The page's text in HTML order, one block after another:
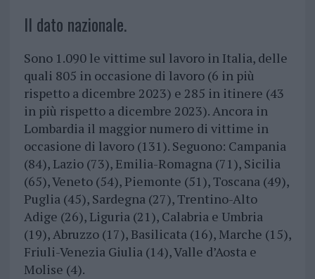
Il dato nazionale.
Sono 1.090 le vittime sul lavoro in Italia, delle
quali 805 in occasione di lavoro (6 in più
rispetto a dicembre 2023) e 285 in itinere (43
in più rispetto a dicembre 2023). Ancora in
Lombardia il maggior numero di vittime in
occasione di lavoro (131). Seguono: Campania
(84), Lazio (73), Emilia-Romagna (71), Sicilia
(65), Veneto (54), Piemonte (51), Toscana (49),
Puglia (45), Sardegna (27), Trentino-Alto
Adige (26), Liguria (21), Calabria e Umbria
(19), Abruzzo (17), Basilicata (16), Marche (15),
Friuli-Venezia Giulia (14), Valle d’Aosta e
Molise (4).